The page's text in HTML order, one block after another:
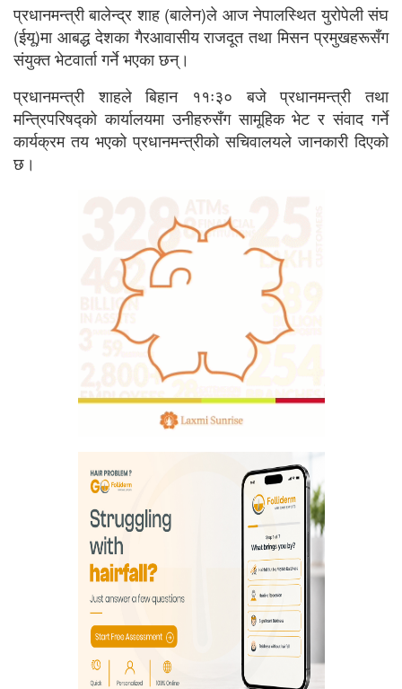
प्रधानमन्त्री बालेन्द्र शाह (बालेन)ले आज नेपालस्थित युरोपेली संघ
(ईयू)मा आबद्ध देशका गैरआवासीय राजदूत तथा मिसन प्रमुखहरूसँग
संयुक्त भेटवार्ता गर्ने भएका छन्।
प्रधानमन्त्री शाहले बिहान ११ः३० बजे प्रधानमन्त्री तथा
मन्त्रिपरिषद्को कार्यालयमा उनीहरुसँग सामूहिक भेट र संवाद गर्ने
कार्यक्रम तय भएको प्रधानमन्त्रीको सचिवालयले जानकारी दिएको
छ।